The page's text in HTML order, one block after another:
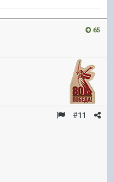
65
#11